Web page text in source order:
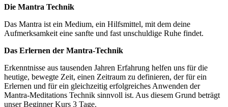
Die Mantra Technik
Das Mantra ist ein Medium, ein Hilfsmittel, mit dem deine
Aufmerksamkeit eine sanfte und fast unschuldige Ruhe findet.
Das Erlernen der Mantra-Technik
Erkenntnisse aus tausenden Jahren Erfahrung helfen uns für die
heutige, bewegte Zeit, einen Zeitraum zu definieren, der für ein
Erlernen und für ein gleichzeitig erfolgreiches Anwenden der
Mantra-Meditations Technik sinnvoll ist. Aus diesem Grund beträgt
unser Beginner Kurs 3 Tage.